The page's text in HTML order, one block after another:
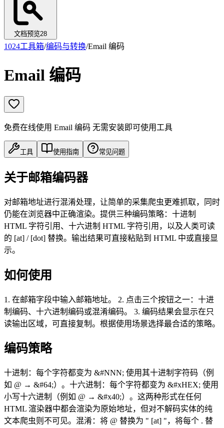
文档预览28
1024工具箱/编码与转换/Email 编码
Email 编码
免费在线使用 Email 编码 无需安装即可使用工具
工具 使用指南 常见问题
关于邮箱编码器
对邮箱地址进行混淆处理，让简单的采集爬虫更难抓取，同时
仍能在浏览器中正确渲染。提供三种编码策略：十进制
HTML 字符引用、十六进制 HTML 字符引用，以及人类可读
的 [at] / [dot] 替换。输出结果可直接粘贴到 HTML 中或直接显
示。
如何使用
1. 在邮箱字段中输入邮箱地址。 2. 点击三个按钮之一：十进
制编码、十六进制编码或混淆编码。 3. 编码结果会显示在只
读输出区域，可直接复制。根据使用场景选择最合适的策略。
编码策略
十进制：每个字符都变为 &#NNN; 使用其十进制字符码（例
如 @ → &#64;）。十六进制：每个字符都变为 &#xHEX; 使用
小写十六进制（例如 @ → &#x40;）。这两种形式在任何
HTML 渲染器中都会渲染为原始地址，但对不解码实体的纯
文本爬虫则不可见。混淆：将 @ 替换为 " [at] "，将每个 . 替